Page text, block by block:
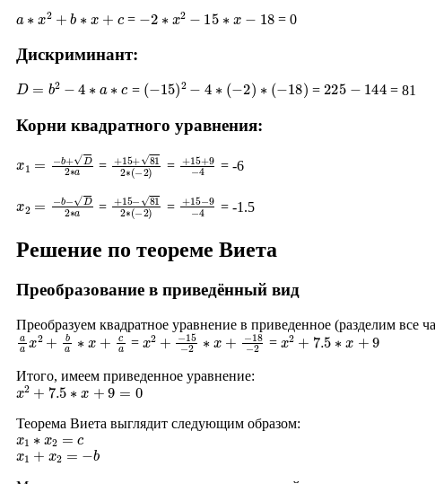
2 b ∗ = 2∗ 2− 15 ∗ = 0
Дискриминант:
D= 2− a = (− 15)2 ∗ −2 )∗ 18 ) = 225 144 = 81
Корни квадратного уравнения:
+ D2∗ = + 15+81 (−2 )
= + 15 +9 = -6
b−D2∗ = +15−81 (−2)
= +15−9 = -1.5
Решение по теореме Виета
Преобразование в приведённый вид
Преобразуем квадратное уравнение в приведенное (разделим все
aax2+ba∗x+ca = x2+−15−2∗x+
−18−2 = x2+7.5∗x+9
Итого, имеем приведенное уравнение:
x2+7.5∗x+9=0
Теорема Виета выглядит следующим образом:
x1∗x2= c
x1 + x2 =− b